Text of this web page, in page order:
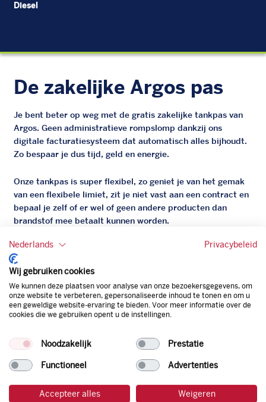
Diesel
De zakelijke Argos pas
Je bent beter op weg met de gratis zakelijke tankpas van
Argos. Geen administratieve rompslomp dankzij ons
digitale facturatiesysteem dat automatisch alles bijhoudt.
Zo bespaar je dus tijd, geld en energie.
Onze tankpas is super flexibel, zo geniet je van het gemak
van een flexibele limiet, zit je niet vast aan een contract en
bepaal je zelf of er wel of geen andere producten dan
brandstof mee betaalt kunnen worden.
korting. Mocht de pompprijs toch lager zijn dan betaal je
natuurlijk de prijs aan de pomp. Zo ben je altijd verzekerd
van de laagste prijs.
tankpas aanvragen
laadpas aanvragen
Nederlands Privacybeleid
Wij gebruiken cookies
We kunnen deze plaatsen voor analyse van onze bezoekersgegevens, om
onze website te verbeteren, gepersonaliseerde inhoud te tonen en om u
een geweldige website-ervaring te bieden. Voor meer informatie over de
cookies die we gebruiken opent u de instellingen.
Noodzakelijk Prestatie
Functioneel Advertenties
Accepteer alles Weigeren